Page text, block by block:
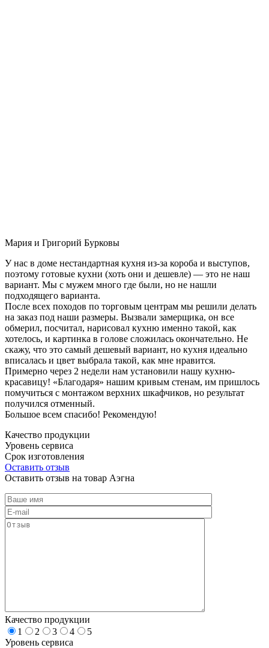
Мария и Григорий Бурковы
У нас в доме нестандартная кухня из-за короба и выступов,
поэтому готовые кухни (хоть они и дешевле) — это не наш
вариант. Мы с мужем много где были, но не нашли
подходящего варианта.
После всех походов по торговым центрам мы решили делать
на заказ под наши размеры. Вызвали замерщика, он все
обмерил, посчитал, нарисовал кухню именно такой, как
хотелось, и картинка в голове сложилась окончательно. Не
скажу, что это самый дешевый вариант, но кухня идеально
вписалась и цвет выбрала такой, как мне нравится.
Примерно через 2 недели нам установили нашу кухню-
красавицу! «Благодаря» нашим кривым стенам, им пришлось
помучиться с монтажом верхних шкафчиков, но результат
получился отменный.
Большое всем спасибо! Рекомендую!
Качество продукции
Уровень сервиса
Срок изготовления
Оставить отзыв
Оставить отзыв на товар Аэгна
Качество продукции
1
2 3 4
5
Уровень сервиса